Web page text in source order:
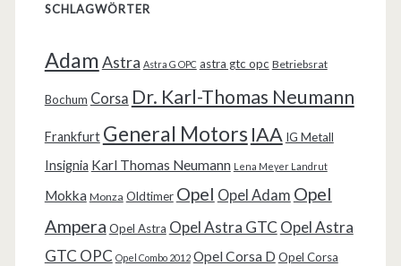
SCHLAGWÖRTER
AdamAstra Astra G OPC astra gtc opc Betriebsrat
Bochum Corsa Dr. Karl-Thomas Neumann
Frankfurt General Motors IAA IG Metall
Insignia Karl Thomas Neumann Lena Meyer Landrut
Mokka Monza Oldtimer Opel Opel Adam Opel
Ampera Opel Astra Opel Astra GTC Opel Astra
GTC OPC Opel Combo 2012 Opel Corsa D Opel Corsa